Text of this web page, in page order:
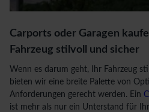
Carports oder Garagen
Fahrzeug stilvoll und sicher
Wenn es darum geht, Ihr Fahrzeug
bieten wir eine breite Palette von
Anforderungen gerecht werden. Ein
ist mehr als nur ein Unterstand für